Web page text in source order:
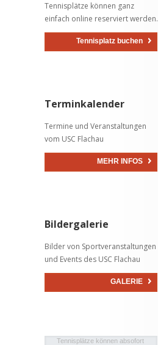
Tennisplätze können ganz
einfach online reserviert werden.
Tennisplatz buchen
Terminkalender
Termine und Veranstaltungen
vom USC Flachau
MEHR INFOS
Bildergalerie
Bilder von Sportveranstaltungen
und Events des USC Flachau
GALERIE
Tennisplätze können absofort